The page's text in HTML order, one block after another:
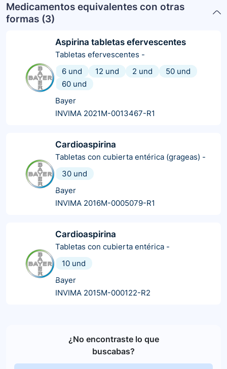
Medicamentos equivalentes con otras
formas (3)
Aspirina tabletas efervescentes
Tabletas efervescentes -
6 und
12 und 2 und
50 und
60 und
Bayer
INVIMA 2021M-0013467-R1
Cardioaspirina
Tabletas con cubierta entérica (grageas) -
30 und
Bayer
INVIMA 2016M-0005079-R1
Cardioaspirina
Tabletas con cubierta entérica -
10 und
Bayer
INVIMA 2015M-000122-R2
¿No encontraste lo que
buscabas?